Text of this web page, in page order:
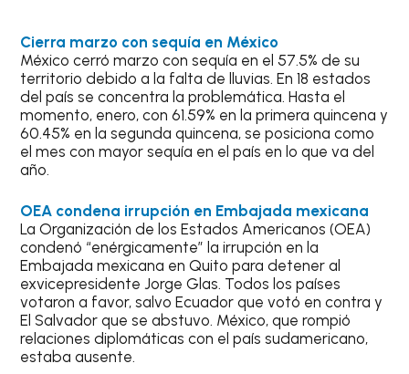
Cierra marzo con sequía en México
México cerró marzo con sequía en el 57.5% de su
territorio debido a la falta de lluvias. En 18 estados
del país se concentra la problemática. Hasta el
momento, enero, con 61.59% en la primera quincena y
60.45% en la segunda quincena, se posiciona como
el mes con mayor sequía en el país en lo que va del
año.
OEA condena irrupción en Embajada mexicana
La Organización de los Estados Americanos (OEA)
condenó “enérgicamente” la irrupción en la
Embajada mexicana en Quito para detener al
exvicepresidente Jorge Glas. Todos los países
votaron a favor, salvo Ecuador que votó en contra y
El Salvador que se abstuvo. México, que rompió
relaciones diplomáticas con el país sudamericano,
estaba ausente.